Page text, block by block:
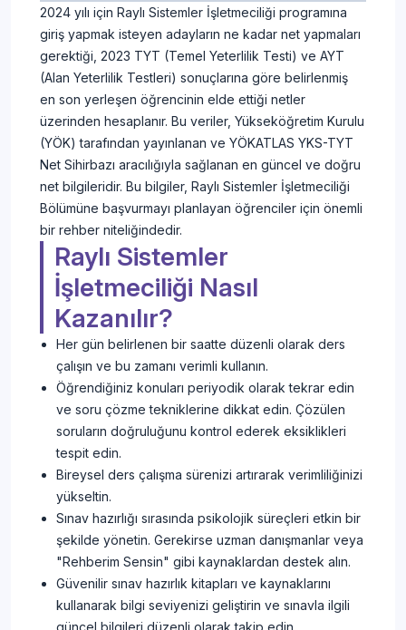
2024 yılı için Raylı Sistemler İşletmeciliği programına
giriş yapmak isteyen adayların ne kadar net yapmaları
gerektiği, 2023 TYT (Temel Yeterlilik Testi) ve AYT
(Alan Yeterlilik Testleri) sonuçlarına göre belirlenmiş
en son yerleşen öğrencinin elde ettiği netler
üzerinden hesaplanır. Bu veriler, Yükseköğretim Kurulu
(YÖK) tarafından yayınlanan ve YÖKATLAS YKS-TYT
Net Sihirbazı aracılığıyla sağlanan en güncel ve doğru
net bilgileridir. Bu bilgiler, Raylı Sistemler İşletmeciliği
Bölümüne başvurmayı planlayan öğrenciler için önemli
bir rehber niteliğindedir.
Raylı Sistemler
İşletmeciliği Nasıl
Kazanılır?
Her gün belirlenen bir saatte düzenli olarak ders
çalışın ve bu zamanı verimli kullanın.
Öğrendiğiniz konuları periyodik olarak tekrar edin
ve soru çözme tekniklerine dikkat edin. Çözülen
soruların doğruluğunu kontrol ederek eksiklikleri
tespit edin.
Bireysel ders çalışma sürenizi artırarak verimliliğinizi
yükseltin.
Sınav hazırlığı sırasında psikolojik süreçleri etkin bir
şekilde yönetin. Gerekirse uzman danışmanlar veya
"Rehberim Sensin" gibi kaynaklardan destek alın.
Güvenilir sınav hazırlık kitapları ve kaynaklarını
kullanarak bilgi seviyenizi geliştirin ve sınavla ilgili